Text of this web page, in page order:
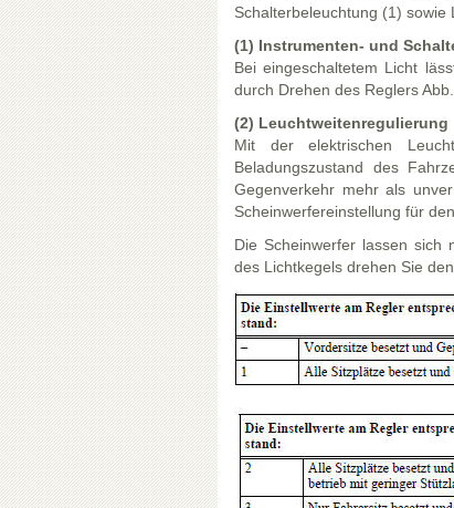
Schalterbeleuchtung (1) sowie
(1) Instrumenten- und
Bei eingeschaltetem Licht
durch Drehen des Reglers
(2) Leuchtweitenregulierung
Mit der elektrischen
Beladungszustand des
Gegenverkehr mehr als
Scheinwerfereinstellung für
Die Scheinwerfer lassen sich
des Lichtkegels drehen Sie